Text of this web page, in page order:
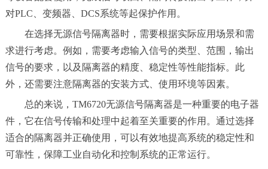
对PLC、变频器、DCS系统等起保护作用。
在选择无源信号隔离器时，需要根据实际应用场景和需
求进行考虑。例如，需要考虑输入信号的类型、范围，输出
信号的要求，以及隔离器的精度、稳定性等性能指标。此
外，还需要注意隔离器的安装方式、使用环境等因素。
总的来说，TM6720无源信号隔离器是一种重要的电子器
件，它在信号传输和处理中起着至关重要的作用。通过选择
适合的隔离器并正确使用，可以有效地提高系统的稳定性和
可靠性，保障工业自动化和控制系统的正常运行。